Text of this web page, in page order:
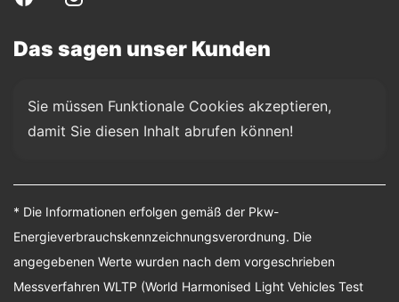
Das sagen unser Kunden
Sie müssen Funktionale Cookies akzeptieren,
damit Sie diesen Inhalt abrufen können!
* Die Informationen erfolgen gemäß der Pkw-
Energieverbrauchskennzeichnungsverordnung. Die
angegebenen Werte wurden nach dem vorgeschrieben
Messverfahren WLTP (World Harmonised Light Vehicles Test